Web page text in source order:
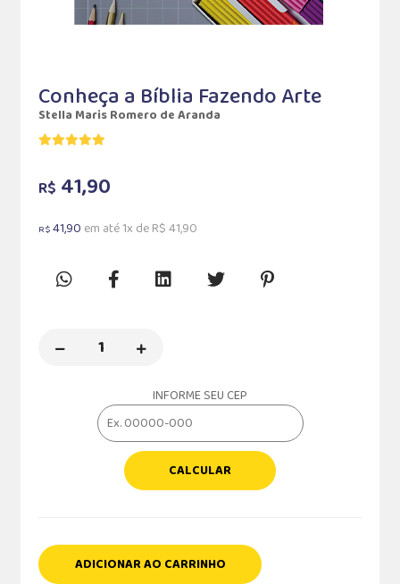
Conheça a Bíblia Fazendo Arte
Stella Maris Romero de Aranda
R$ 41,90
R$41,90 em até 1x de R$ 41,90
INFORME SEU CEP
CALCULAR
ADICIONAR AO CARRINHO